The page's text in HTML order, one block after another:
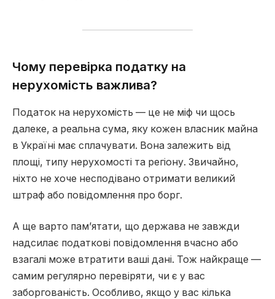
Чому перевірка податку на
нерухомість важлива?
Податок на нерухомість — це не міф чи щось
далеке, а реальна сума, яку кожен власник майна
в Україні має сплачувати. Вона залежить від
площі, типу нерухомості та регіону. Звичайно,
ніхто не хоче несподівано отримати великий
штраф або повідомлення про борг.
А ще варто пам’ятати, що держава не завжди
надсилає податкові повідомлення вчасно або
взагалі може втратити ваші дані. Тож найкраще —
самим регулярно перевіряти, чи є у вас
заборгованість. Особливо, якщо у вас кілька